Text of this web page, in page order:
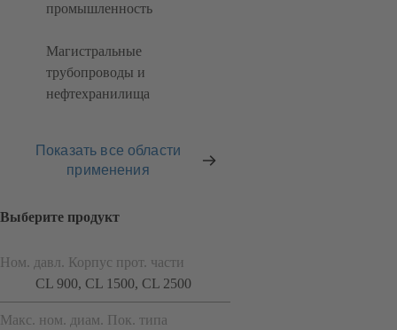
промышленность
Магистральные
трубопроводы и
нефтехранилища
Показать все области
применения
Выберите продукт
Ном. давл. Корпус прот. части
CL 900, CL 1500, CL 2500
Макс. ном. диам. Пок. типа